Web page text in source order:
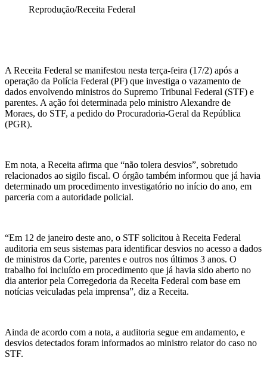
Reprodução/Receita Federal
A Receita Federal se manifestou nesta terça-feira (17/2) após a
operação da Polícia Federal (PF) que investiga o vazamento de
dados envolvendo ministros do Supremo Tribunal Federal (STF) e
parentes. A ação foi determinada pelo ministro Alexandre de
Moraes, do STF, a pedido do Procuradoria-Geral da República
(PGR).
Em nota, a Receita afirma que “não tolera desvios”, sobretudo
relacionados ao sigilo fiscal. O órgão também informou que já havia
determinado um procedimento investigatório no início do ano, em
parceria com a autoridade policial.
“Em 12 de janeiro deste ano, o STF solicitou à Receita Federal
auditoria em seus sistemas para identificar desvios no acesso a dados
de ministros da Corte, parentes e outros nos últimos 3 anos. O
trabalho foi incluído em procedimento que já havia sido aberto no
dia anterior pela Corregedoria da Receita Federal com base em
notícias veiculadas pela imprensa”, diz a Receita.
Ainda de acordo com a nota, a auditoria segue em andamento, e
desvios detectados foram informados ao ministro relator do caso no
STF.